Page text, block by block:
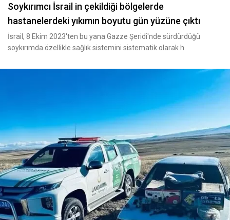
Soykırımcı İsrail in çekildiği bölgelerde
hastanelerdeki yıkımın boyutu gün yüzüne çıktı
İsrail, 8 Ekim 2023'ten bu yana Gazze Şeridi'nde sürdürdüğü
soykırımda özellikle sağlık sistemini sistematik olarak h